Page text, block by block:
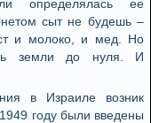
определялась ее
сыт не будешь –
и молоко, и мед. Но
земли до нуля. И
в Израиле возник
году были введены